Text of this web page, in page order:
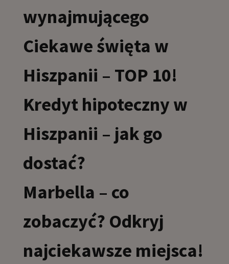
wynajmującego
Ciekawe święta w
Hiszpanii – TOP 10!
Kredyt hipoteczny w
Hiszpanii – jak go
dostać?
Marbella – co
zobaczyć? Odkryj
najciekawsze miejsca!